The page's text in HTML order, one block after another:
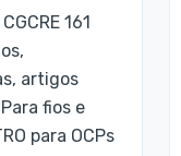
161
artigos
fios e
para OCPs